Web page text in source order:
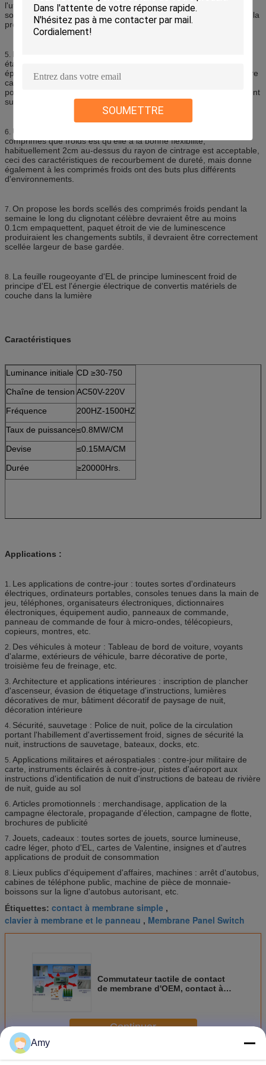
SOUMETTRE
l'utilisation de l'environnement, de la vie, des conditions etc. pour
soutenir la conception et le développement et de la production de la
production professionnelle.
5. Le poids léger froid et l'épaisseur des comprimés froids ont un
état principal très attrayant est que le poids de son poids et
épaisseur, les comprimés froids est de 0,1 grammes par centimètre
carré, et l'épaisseur est 0.2mm | 0.5mm, les conditions spéciales
pour quelques ordres, poids et épaisseur du film luminescent seront
suivis du changement.
6. Un autre avantage des comprimés froids pliant la dureté les
comprimés que froids est qu'elle a la bonne flexibilité,
habituellement 2cm au-dessus du rayon de cintrage est acceptable,
ceci des caractéristiques de recourbement de dureté, mais donne
également à les comprimés froids ont des buts plus différents
d'environnements.
7. On propose les bords scellés des comprimés froids pendant la
semaine le long du clignotant célèbre devraient être au moins
0.1cm empaquettent, paquet étroit de vie de luminescence
produiraient les changements subtils, il devraient être correctement
scellée largeur de base gardée.
8. La feuille rougeoyante d'EL de principe luminescent froid de
principe d'EL est l'énergie électrique de convertis matériels de
couche dans la lumière
Caractéristiques
Luminance initiale CD ≥30-750
Chaîne de tension AC50V-220V
Fréquence
200HZ-1500HZ
Taux de puissance≤0.8MW/CM
Devise
≤0.15MA/CM
Durée
≥20000Hrs.
Applications :
1. Les applications de contre-jour : toutes sortes d'ordinateurs
électriques, ordinateurs portables, consoles tenues dans la main de
jeu, téléphones, organisateurs électroniques, dictionnaires
électroniques, équipement audio, panneaux de commande,
panneau de commande de four à micro-ondes, télécopieurs,
copieurs, montres, etc.
2. Des véhicules à moteur : Tableau de bord de voiture, voyants
d'alarme, extérieurs de véhicule, barre décorative de porte,
troisième feu de freinage, etc.
3. Architecture et applications intérieures : inscription de plancher
d'ascenseur, évasion de étiquetage d'instructions, lumières
décoratives de mur, bâtiment décoratif de paysage de nuit,
décoration intérieure
4. Sécurité, sauvetage : Police de nuit, police de la circulation
portant l'habillement d'avertissement froid, signes de sécurité la
nuit, instructions de sauvetage, bateaux, docks, etc.
5. Applications militaires et aérospatiales : contre-jour militaire de
carte, instruments éclairés à contre-jour, pistes d'aéroport aux
instructions d'identification de nuit d'instructions de bateau de rivière
de nuit, guide au sol
6. Articles promotionnels : merchandisage, application de la
campagne électorale, propagande d'élection, campagne de flotte,
brochures de publicité
7. Jouets, cadeaux : toutes sortes de jouets, source lumineuse,
cadre léger, photo d'EL, cartes de Valentine, insignes et d'autres
applications de produit de consommation
8. Lieux publics d'équipement d'affaires, machines : arrêt d'autobus,
cabines de téléphone public, machine de pièce de monnaie-
boissons sur la ligne d'autobus autorisant, etc.
Étiquettes: contact à membrane simple ,
clavier à membrane et le panneau , Membrane Panel Switch
Commutateur tactile de contact
de membrane d'OEM, contact à
Continuer
PlusContact à membrane imperméable
Amy